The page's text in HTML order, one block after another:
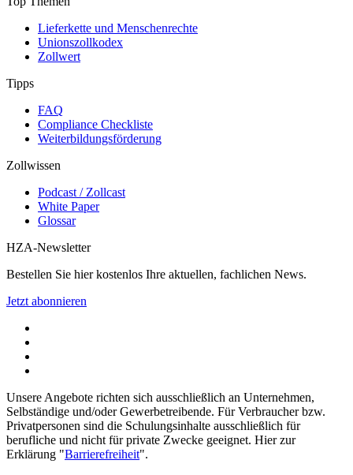
Lieferkette und Menschenrechte
Unionszollkodex
Zollwert
Tipps
FAQ
Compliance Checkliste
Weiterbildungsförderung
Zollwissen
Podcast / Zollcast
White Paper
Glossar
HZA-Newsletter
Bestellen Sie hier kostenlos Ihre aktuellen, fachlichen News.
Jetzt abonnieren
Unsere Angebote richten sich ausschließlich an Unternehmen,
Selbständige und/oder Gewerbetreibende. Für Verbraucher bzw.
Privatpersonen sind die Schulungsinhalte ausschließlich für
berufliche und nicht für private Zwecke geeignet. Hier zur
Erklärung "Barrierefreiheit".